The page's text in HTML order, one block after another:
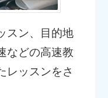
スン、目的地
などの高速教
レッスンをさ